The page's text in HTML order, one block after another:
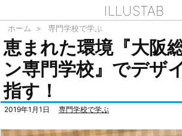
ILLUSTAB
ホーム > 専門学校で学ぶ
恵まれた環境『大阪
ン専門学校』でデザ
指す！
2019年1月1日 専門学校で学ぶ